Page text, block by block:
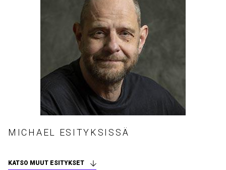
MICHAEL ESITYKSISSÄ
KATSO MUUT ESITYKSET